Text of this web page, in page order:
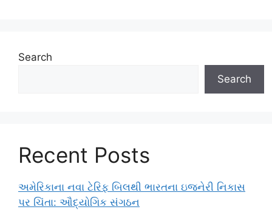
Search
Search
Recent Posts
અમેરિકાના નવા ટેરિફ બિલથી ભારતના ઇજનેરી નિકાસ
પર ચિંતા: ઔદ્યોગિક સંગઠન